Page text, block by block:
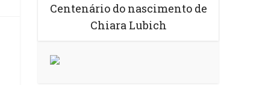
Centenário do nascimento de
Chiara Lubich